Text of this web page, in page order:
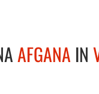
AFGANA IN